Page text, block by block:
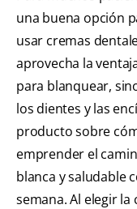
una buena opción
usar cremas
aprovecha la
para blanquear,
los dientes y las
producto sobre
emprender el
blanca y saludable
semana. Al elegir